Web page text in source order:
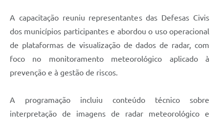
A capacitação reuniu representantes das Defesas Civis
dos municípios participantes e abordou o uso operacional
de plataformas de visualização de dados de radar, com
foco no monitoramento meteorológico aplicado à
prevenção e à gestão de riscos.
A programação incluiu conteúdo técnico sobre
interpretação de imagens de radar meteorológico e